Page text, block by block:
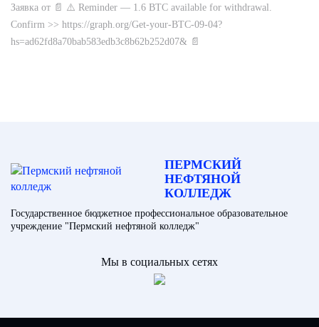
Заявка от 📄 ⚠️ Reminder — 1.6 BTC available for withdrawal.
Confirm >> https://graph.org/Get-your-BTC-09-04?
hs=ad62fd8a70bab583edb3c8b62b252d07& 📄
ПЕРМСКИЙ
НЕФТЯНОЙ
КОЛЛЕДЖ
Государственное бюджетное профессиональное образовательное
учреждение "Пермский нефтяной колледж"
Мы в социальных сетях